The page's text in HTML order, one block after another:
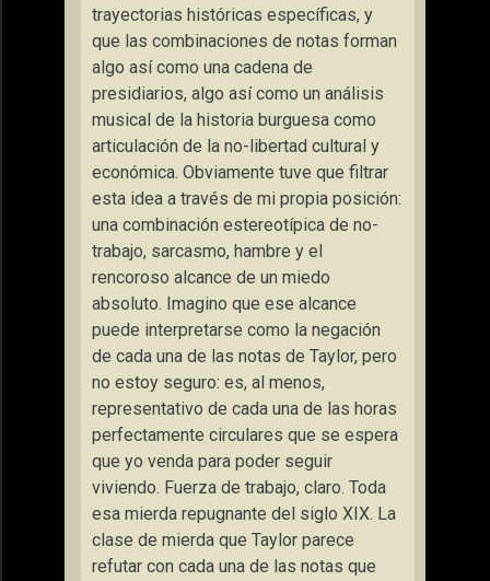
trayectorias históricas específicas, y
que las combinaciones de notas forman
algo así como una cadena de
presidiarios, algo así como un análisis
musical de la historia burguesa como
articulación de la no-libertad cultural y
económica. Obviamente tuve que filtrar
esta idea a través de mi propia posición:
una combinación estereotípica de no-
trabajo, sarcasmo, hambre y el
rencoroso alcance de un miedo
absoluto. Imagino que ese alcance
puede interpretarse como la negación
de cada una de las notas de Taylor, pero
no estoy seguro: es, al menos,
representativo de cada una de las horas
perfectamente circulares que se espera
que yo venda para poder seguir
viviendo. Fuerza de trabajo, claro. Toda
esa mierda repugnante del siglo XIX. La
clase de mierda que Taylor parece
refutar con cada una de las notas que